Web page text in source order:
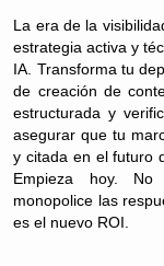
La era de la
estrategia activa y
IA. Transforma tu
de creación de
estructurada y
asegurar que tu
y citada en el futuro
Empieza hoy.
monopolice las
es el nuevo ROI.